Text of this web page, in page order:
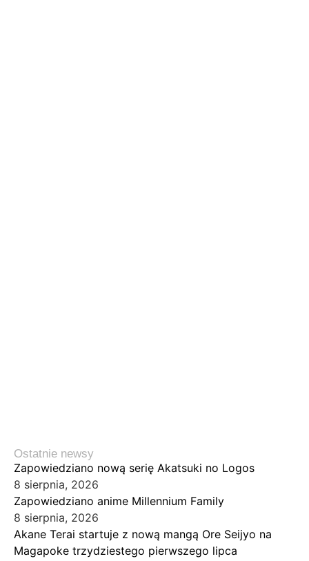
Ostatnie newsy
Zapowiedziano nową serię Akatsuki no Logos
8 sierpnia, 2026
Zapowiedziano anime Millennium Family
8 sierpnia, 2026
Akane Terai startuje z nową mangą Ore Seijyo na
Magapoke trzydziestego pierwszego lipca